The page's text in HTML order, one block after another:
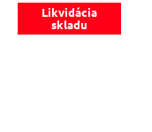
Likvidácia
skladu